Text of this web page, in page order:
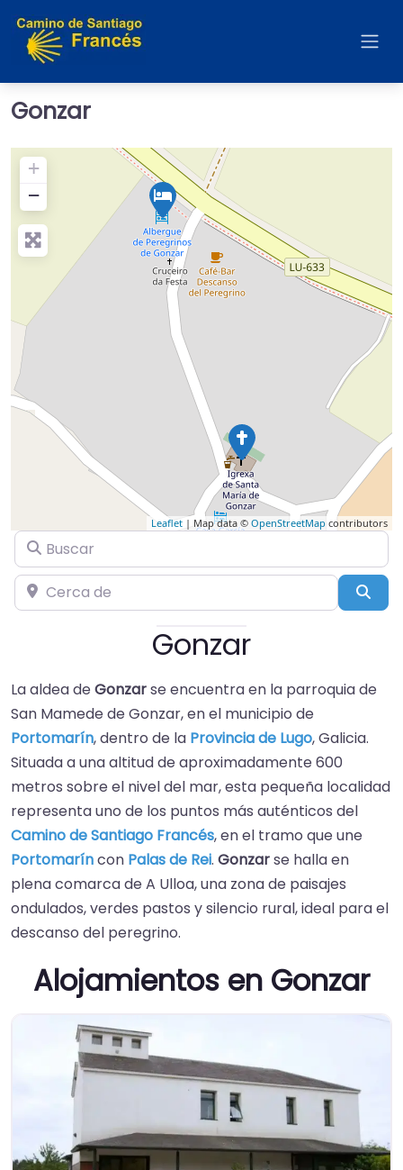
Gonzar
+
−
Leaflet | Map data © OpenStreetMap contributors
Buscar
Cerca de
Gonzar
La aldea de Gonzarse encuentra en la parroquia de
San Mamede de Gonzar, en el municipio de
Portomarín, dentro de la Provincia de Lugo, Galicia.
Situada a una altitud de aproximadamente 600
metros sobre el nivel del mar, esta pequeña localidad
representa uno de los puntos más auténticos del
Camino de Santiago Francés, en el tramo que une
Portomaríncon Palas de Rei. Gonzarse halla en
plena comarca de A Ulloa, una zona de paisajes
ondulados, verdes pastos y silencio rural, ideal para el
descanso del peregrino.
Alojamientos en Gonzar